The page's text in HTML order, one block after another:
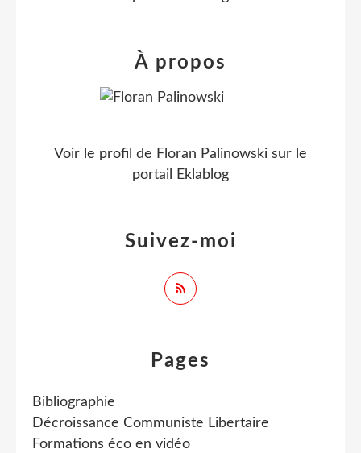
Pages
Bibliographie
Décroissance Communiste Libertaire
Formations éco en vidéo
Suivez-moi
À propos
Voir le profil de Floran Palinowski sur le
portail Eklablog